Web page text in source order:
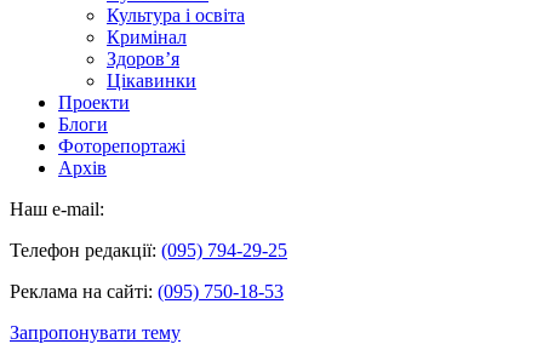
Культура і освіта
Кримінал
Здоров’я
Цікавинки
Проекти
Блоги
Фоторепортажі
Архів
Наш e-mail:
Телефон редакції: (095) 794-29-25
Реклама на сайті: (095) 750-18-53
Запропонувати тему